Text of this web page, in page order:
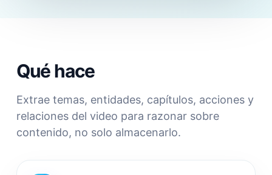
Qué hace
Extrae temas, entidades, capítulos, acciones y
relaciones del video para razonar sobre
contenido, no solo almacenarlo.